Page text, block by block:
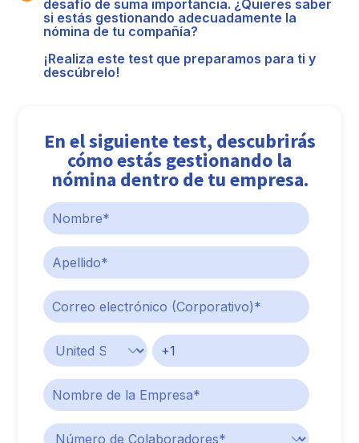
desafío de suma importancia. ¿Quieres saber
si estás gestionando adecuadamente la
nómina de tu compañía?
¡Realiza este test que preparamos para ti y
descúbrelo!
En el siguiente test, descubrirás
cómo estás gestionando la
nómina dentro de tu empresa.